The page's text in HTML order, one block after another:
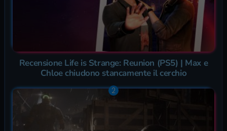
Recensione Life is Strange: Reunion (PS5) | Max e
Chloe chiudono stancamente il cerchio